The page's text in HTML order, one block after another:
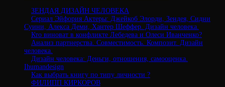
ЗЕНДАЯ ДИЗАЙН ЧЕЛОВЕКА
Сериал Эйфория Актеры: Джейкоб Элорди, Зендея, Сидни
Суини, Алекса Деми, Хантер Шеффер. Дизайн человека.
Кто виноват в конфликте Лебедева и Олеси Иванченко?
Анализ партнерства. Совместимость. Композит. Дизайн
человека.
Дизайн человека: Деньги, отношения, самооценка.
Ihumandesign
Как выбрать книгу по типу личности ?
ФИЛИПП КИРКОРОВ